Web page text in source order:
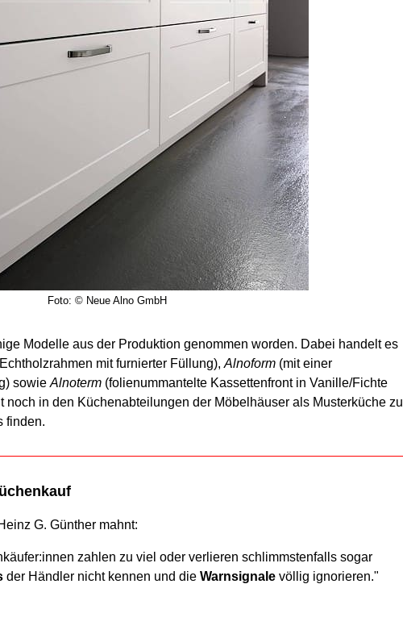
Foto: © Neue Alno GmbH
Modelle aus der Produktion genommen worden. Dabei handelt es
mit furnierter Füllung), Alnoform (mit einer
sowie Alnoterm (folienummantelte Kassettenfront in Vanille/Fichte
in den Küchenabteilungen der Möbelhäuser als Musterküche zu
finden.
G. Günther mahnt:
zahlen zu viel oder verlieren schlimmstenfalls sogar
der Händler nicht kennen und die Warnsignale völlig ignorieren."